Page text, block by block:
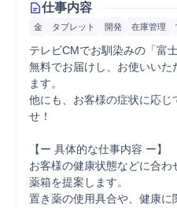
仕事内容
金 タブレット 開発 在庫管理
テレビCMでお馴染みの「富
無料でお届けし、お使いいた
ます。
他にも、お客様の症状に応
せ！
【ー 具体的な仕事内容 ー】
お客様の健康状態などに合
薬箱を提案します。
置き薬の使用具合や、健康